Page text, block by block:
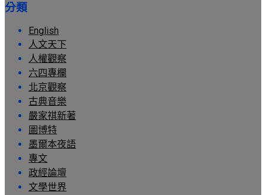
分類
English
人文天下
人權觀察
六四專欄
北京觀察
古典音樂
嚴家祺新著
圖博特
墨爾本夜語
專文
政經論壇
文學世界